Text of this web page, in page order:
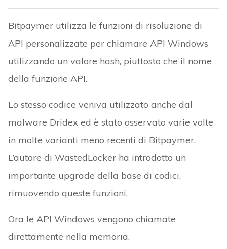
Bitpaymer utilizza le funzioni di risoluzione di
API personalizzate per chiamare API Windows
utilizzando un valore hash, piuttosto che il nome
della funzione API.
Lo stesso codice veniva utilizzato anche dal
malware Dridex ed è stato osservato varie volte
in molte varianti meno recenti di Bitpaymer.
L’autore di WastedLocker ha introdotto un
importante upgrade della base di codici,
rimuovendo queste funzioni.
Ora le API Windows vengono chiamate
direttamente nella memoria.